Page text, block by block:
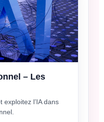
– Les
l’IA dans